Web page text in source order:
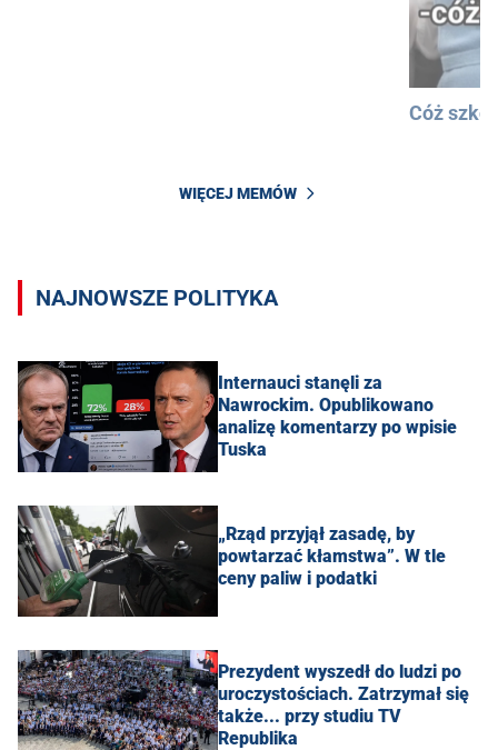
Cóż
WIĘCEJ MEMÓW
NAJNOWSZE POLITYKA
Internauci stanęli za
Nawrockim. Opublikowano
analizę komentarzy po wpisie
Tuska
„Rząd przyjął zasadę, by
powtarzać kłamstwa”. W tle
ceny paliw i podatki
Prezydent wyszedł do ludzi po
uroczystościach. Zatrzymał się
także... przy studiu TV
Republika